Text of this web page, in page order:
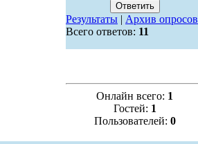
Результаты| Архив опросов
Всего ответов: 11
Онлайн всего: 1
Гостей: 1
Пользователей: 0